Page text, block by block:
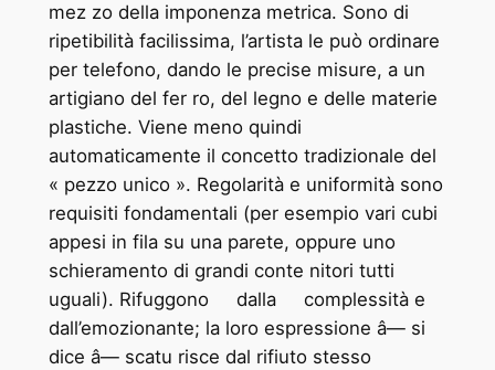
mez ­zo della imponenza metrica. Sono di
ripetibilità facilissima, l’artista le può ordinare
per telefono, dando le precise misure, a un
artigiano del fer ­ro, del legno e delle materie
plastiche. Viene meno quindi
automaticamente il concetto tradizionale del
« pezzo unico ». Regolarità e uniformità sono
requisiti fondamentali (per esempio vari cubi
appesi in fila su una parete, oppure uno
schieramento di grandi conte ­nitori tutti
uguali). Rifuggono dalla complessità e
dall’emozionante; la loro espressione â— si
dice â— scatu ­risce dal rifiuto stesso